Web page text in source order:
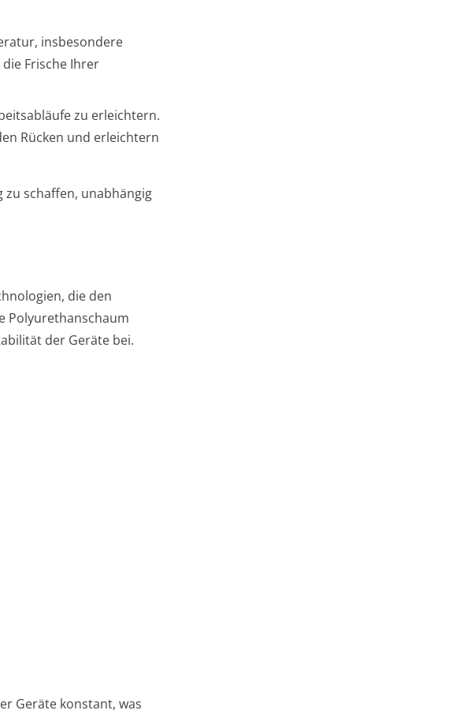
insbesondere
Frische Ihrer
zu erleichtern.
Rücken und erleichtern
zu schaffen, unabhängig
die den
Polyurethanschaum
der Geräte bei.
Geräte konstant, was